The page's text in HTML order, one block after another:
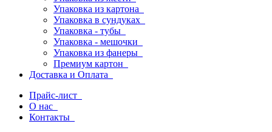
Упаковка из картона
Упаковка в сундуках
Упаковка - тубы
Упаковка - мешочки
Упаковка из фанеры
Премиум картон
Доставка и Оплата
Прайс-лист
О нас
Контакты